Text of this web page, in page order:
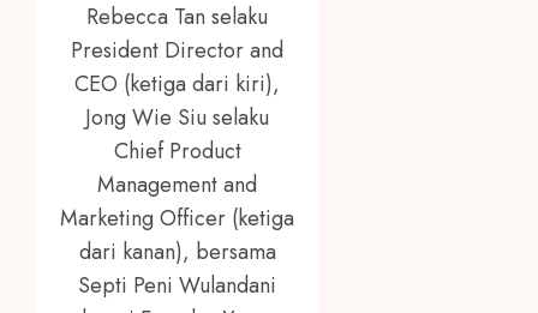
Rebecca Tan selaku
President Director and
CEO (ketiga dari kiri),
Jong Wie Siu selaku
Chief Product
Management and
Marketing Officer (ketiga
dari kanan), bersama
Septi Peni Wulandani